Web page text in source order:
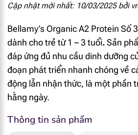
Cập nhật mới nhất: 10/03/2025 bởi
Bellamy’s Organic A2 Protein Số
dành cho trẻ từ 1 – 3 tuổi. Sản
đáp ứng đủ nhu cầu dinh dưỡng
đoạn phát triển nhanh chóng về
động lẫn nhận thức, là một phần
hằng ngày.
Thông tin sản phẩm